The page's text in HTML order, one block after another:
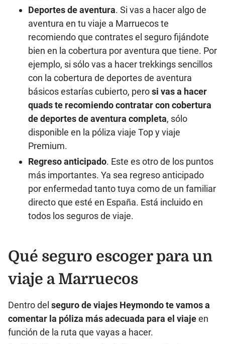
Deportes de aventura. Si vas a hacer algo de
aventura en tu viaje a Marruecos te
recomiendo que contrates el seguro fijándote
bien en la cobertura por aventura que tiene. Por
ejemplo, si sólo vas a hacer trekkings sencillos
con la cobertura de deportes de aventura
básicos estarías cubierto, perosi vas a hacer
quads te recomiendo contratar con cobertura
de deportes de aventura completa, sólo
disponible en la póliza viaje Top y viaje
Premium.
Regreso anticipado. Este es otro de los puntos
más importantes. Ya sea regreso anticipado
por enfermedad tanto tuya como de un familiar
directo que esté en España. Está incluido en
todos los seguros de viaje.
Qué seguro escoger para un
viaje a Marruecos
Dentro del seguro de viajes Heymondo te vamos a
comentar la póliza más adecuada para el viajeen
función de la ruta que vayas a hacer.